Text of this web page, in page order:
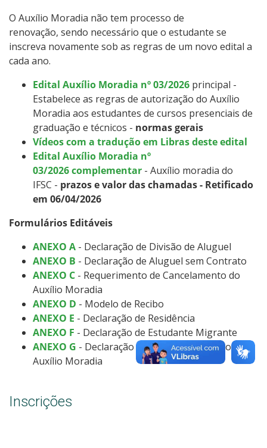
O Auxílio Moradia não tem processo de
renovação, sendo necessário que o estudante se
inscreva novamente sob as regras de um novo edital a
cada ano.
Edital Auxílio Moradia nº 03/2026 principal -
Estabelece as regras de autorização do Auxílio
Moradia aos estudantes de cursos presenciais de
graduação e técnicos - normas gerais
Vídeos com a tradução em Libras deste edital
Edital Auxílio Moradia nº
03/2026 complementar - Auxílio moradia do
IFSC - prazos e valor das chamadas - Retificado
em 06/04/2026
Formulários Editáveis
ANEXO A - Declaração de Divisão de Aluguel
ANEXO B - Declaração de Aluguel sem Contrato
ANEXO C - Requerimento de Cancelamento do
Auxílio Moradia
ANEXO D - Modelo de Recibo
ANEXO E - Declaração de Residência
ANEXO F - Declaração de Estudante Migrante
ANEXO G - Declaração Negativa de Acúmulo de
Auxílio Moradia
Inscrições